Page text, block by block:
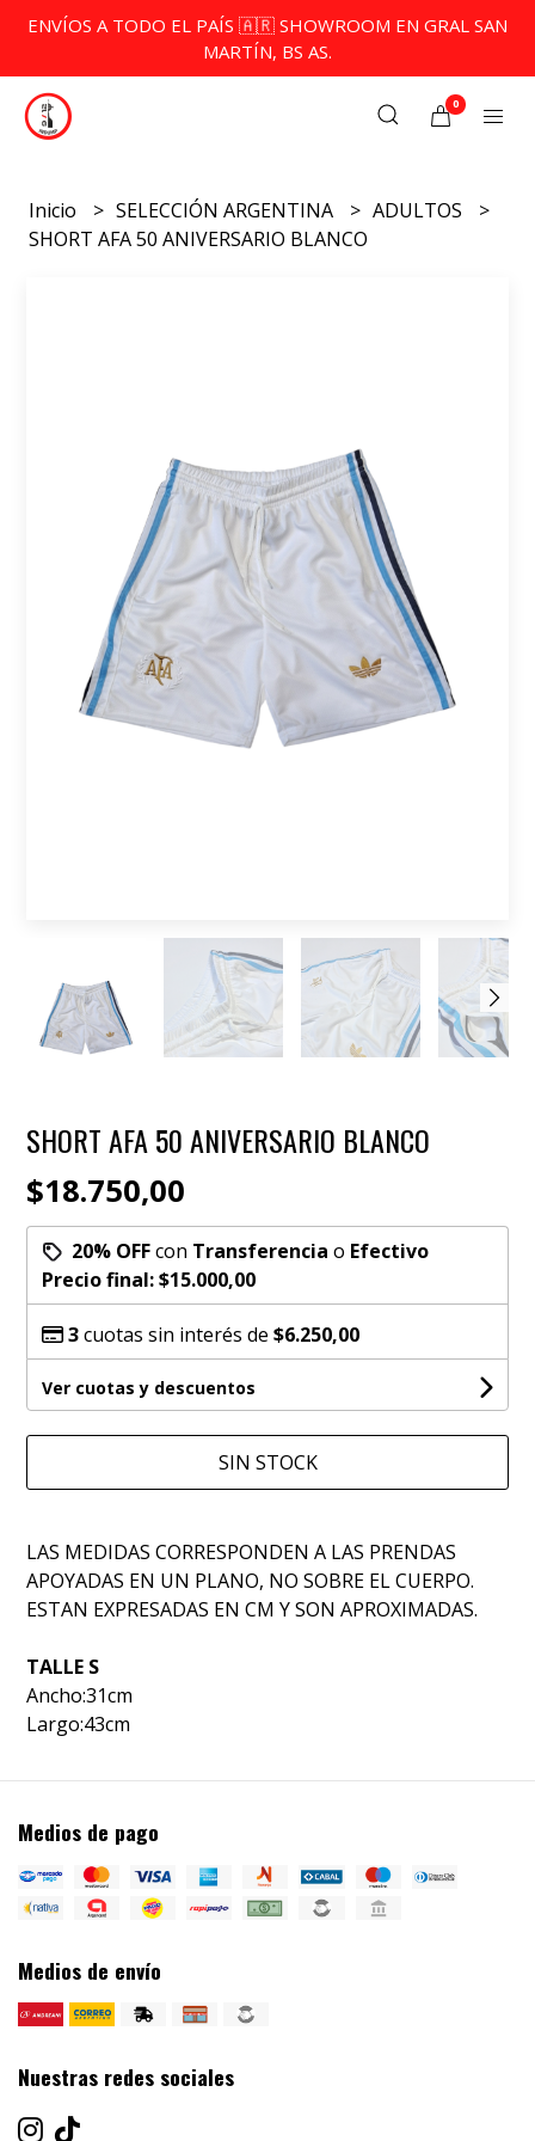
ENVÍOS A TODO EL PAÍS 🇦🇷 SHOWROOM EN GRAL SAN
MARTÍN, BS AS.
0
Inicio SELECCIÓN ARGENTINA
ADULTOS
SHORT AFA 50 ANIVERSARIO BLANCO
SHORT AFA 50 ANIVERSARIO BLANCO
$18.750,00
20% OFFcon Transferencia o Efectivo
Precio final:$15.000,00
3cuotas sin interés de$6.250,00
Ver cuotas y descuentos
SIN STOCK
LAS MEDIDAS CORRESPONDEN A LAS PRENDAS
APOYADAS EN UN PLANO, NO SOBRE EL CUERPO.
ESTAN EXPRESADAS EN CM Y SON APROXIMADAS.
TALLE S
Ancho:31cm
Largo:43cm
Medios de pago
Medios de envío
Nuestras redes sociales